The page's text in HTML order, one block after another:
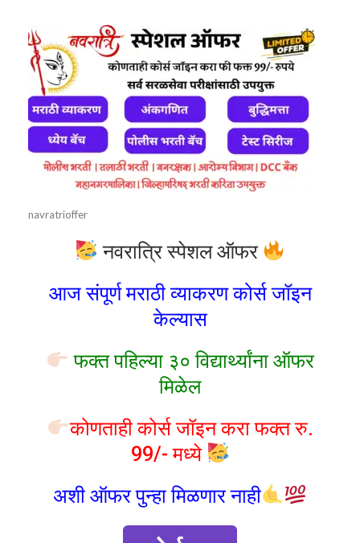
navratrioffer
नवरात्रि स्पेशल ऑफर
आज संपूर्ण मराठी व्याकरण कोर्स जॉइन
केल्यास
फक्त पहिल्या ३० विद्यार्थ्यांना ऑफर
मिळेल
कोणताही कोर्स जॉइन करा फक्त रु.
99/- मध्ये
अशी ऑफर पुन्हा मिळणार नाही